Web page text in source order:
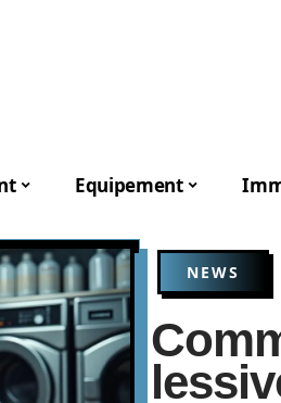
Equipement
NEWS